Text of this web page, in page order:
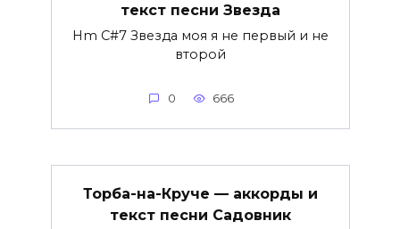
текст песни Звезда
Hm C#7 Звезда моя я не первый и не
второй
0 666
Торба-на-Круче — аккорды и
текст песни Садовник